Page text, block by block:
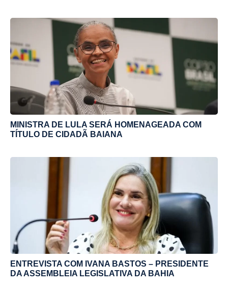
MINISTRA DE LULA SERÁ HOMENAGEADA COM
TÍTULO DE CIDADÃ BAIANA
ENTREVISTA COM IVANA BASTOS – PRESIDENTE
DA ASSEMBLEIA LEGISLATIVA DA BAHIA